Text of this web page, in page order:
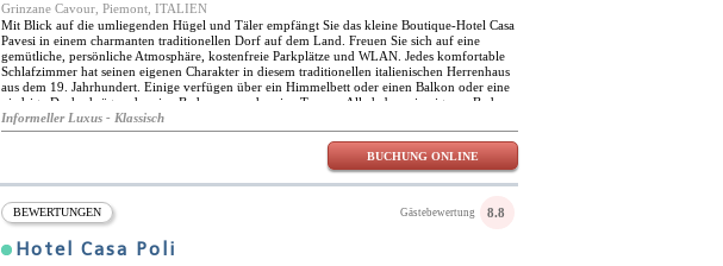
Grinzane Cavour, Piemont, ITALIEN
Mit Blick auf die umliegenden Hügel und Täler empfängt Sie das kleine Boutique-Hotel Casa
Pavesi in einem charmanten traditionellen Dorf auf dem Land. Freuen Sie sich auf eine
gemütliche, persönliche Atmosphäre, kostenfreie Parkplätze und WLAN. Jedes komfortable
Schlafzimmer hat seinen eigenen Charakter in diesem traditionellen italienischen Herrenhaus
aus dem 19. Jahrhundert. Einige verfügen über ein Himmelbett oder einen Balkon oder eine
niedrige Dachschräge oder eine Badewanne oder eine Treppe. Alle haben ein eigenes Bad
und sogar einen Wasserkocher. Die Lobby befindet sich auf einem Hügel hinter der hübschen
Fassade und dem Eingang zur Straßenseite und wirkt mit ihrer Treppe, den hohen Fenstern
und den Korbmöbeln offen und hell. Setzen Sie sich auf die Außenterrasse auf der Rückseite
und genießen Sie den Blick über die Felder und Weinberge. Genießen Sie den gemütlichen
Weinkeller mit seiner gemauerten Gewölbedecke. Gerne helfen sie bei der Organisation von
versteckte Schätze.
Informeller Luxus - Klassisch
BUCHUNG ONLINE
BEWERTUNGEN Gästebewertung 8.8
Hotel Casa Poli